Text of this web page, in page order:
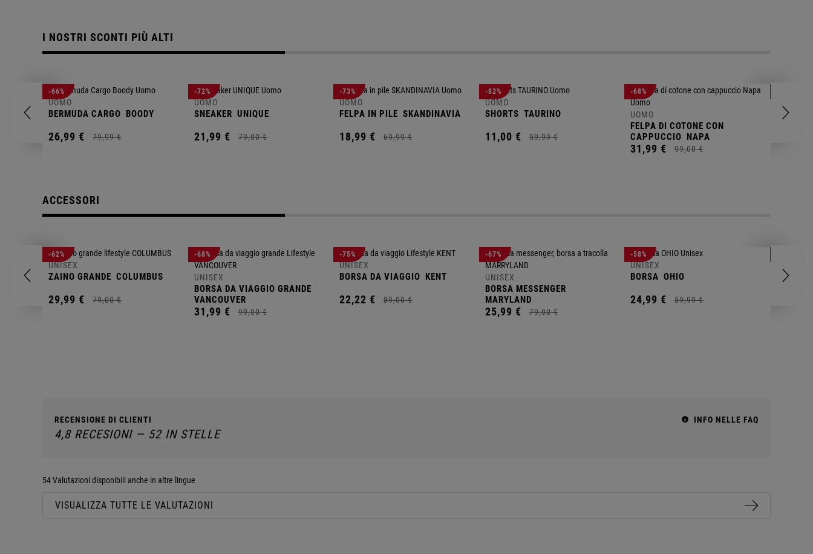
I NOSTRI SCONTI PIÙ ALTI
-66%
UOMO
BERMUDA CARGO BOODY
26,99 € 79,99 €
-72%
UOMO
SNEAKER UNIQUE
21,99 € 79,00 €
-73%
UOMO
FELPA IN PILE SKANDINAVIA
18,99 € 69,99 €
-82%
UOMO
SHORTS TAURINO
11,00 € 59,99 €
-68%
UOMO
FELPA DI COTONE CON
CAPPUCCIO NAPA
31,99 € 99,00 €
ACCESSORI
-62%
UNISEX
ZAINO GRANDE COLUMBUS
29,99 € 79,00 €
-68%
UNISEX
BORSA DA VIAGGIO GRANDE
VANCOUVER
31,99 € 99,00 €
-75%
UNISEX
BORSA DA VIAGGIO KENT
22,22 € 89,00 €
-67%
UNISEX
BORSA MESSENGER
MARYLAND
25,99 € 79,00 €
-58%
UNISEX
BORSA OHIO
24,99 € 59,99 €
RECENSIONE DI CLIENTI INFO NELLE FAQ
4,8 RECESIONI — 52 IN STELLE
54 Valutazioni disponibili anche in altre lingue
VISUALIZZA TUTTE LE VALUTAZIONI